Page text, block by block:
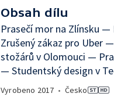
Obsah dílu
Prasečí mor na Zlínsku
Zrušený zákaz pro Uber
stožárů v Olomouci —
— Studentský design v
Vyrobeno 2017 • Česko